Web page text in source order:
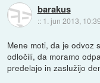
barakus
:: 1. jun 2013, 10:39
Mene moti, da je odvoz
odločili, da moramo
predelajo in zaslužijo